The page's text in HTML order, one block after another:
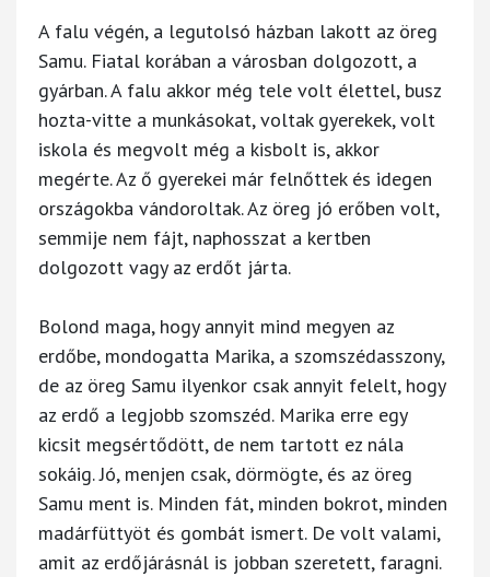
A falu végén, a legutolsó házban lakott az öreg
Samu. Fiatal korában a városban dolgozott, a
gyárban. A falu akkor még tele volt élettel, busz
hozta-vitte a munkásokat, voltak gyerekek, volt
iskola és megvolt még a kisbolt is, akkor
megérte. Az ő gyerekei már felnőttek és idegen
országokba vándoroltak. Az öreg jó erőben volt,
semmije nem fájt, naphosszat a kertben
dolgozott vagy az erdőt járta.
Bolond maga, hogy annyit mind megyen az
erdőbe, mondogatta Marika, a szomszédasszony,
de az öreg Samu ilyenkor csak annyit felelt, hogy
az erdő a legjobb szomszéd. Marika erre egy
kicsit megsértődött, de nem tartott ez nála
sokáig. Jó, menjen csak, dörmögte, és az öreg
Samu ment is. Minden fát, minden bokrot, minden
madárfüttyöt és gombát ismert. De volt valami,
amit az erdőjárásnál is jobban szeretett, faragni.